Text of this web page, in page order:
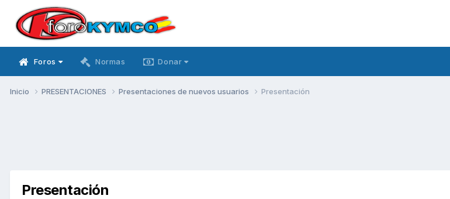
Foros Normas Donar
Inicio PRESENTACIONES Presentaciones de nuevos usuarios Presentación
Presentación